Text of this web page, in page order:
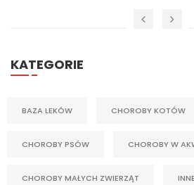
KATEGORIE
BAZA LEKÓW CHOROBY KOTÓW
CHOROBY PSÓW CHOROBY W
CHOROBY MAŁYCH ZWIERZĄT INNE